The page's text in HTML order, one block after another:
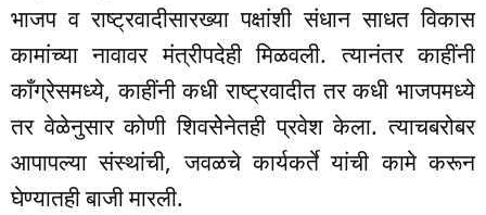
भाजप व राष्ट्रवादीसारख्या पक्षांशी संधान साधत विकास
कामांच्या नावावर मंत्रीपदेही मिळवली. त्यानंतर काहींनी
काँग्रेसमध्ये, काहींनी कधी राष्ट्रवादीत तर कधी भाजपमध्ये
तर वेळेनुसार कोणी शिवसेेनेतही प्रवेश केला. त्याचबरोबर
आपापल्या संस्थांची, जवळचे कार्यकर्ते यांची कामे करून
घेण्यातही बाजी मारली.